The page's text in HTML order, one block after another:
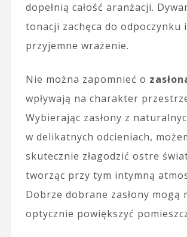
dopełnią całość aranżacji.
tonacji zachęca do odpoczynku
przyjemne wrażenie.
Nie można zapomnieć o
wpływają na charakter
Wybierając zasłony z
w delikatnych odcieniach,
skutecznie złagodzić ostre
tworząc przy tym intymną
Dobrze dobrane zasłony mogą
optycznie powiększyć